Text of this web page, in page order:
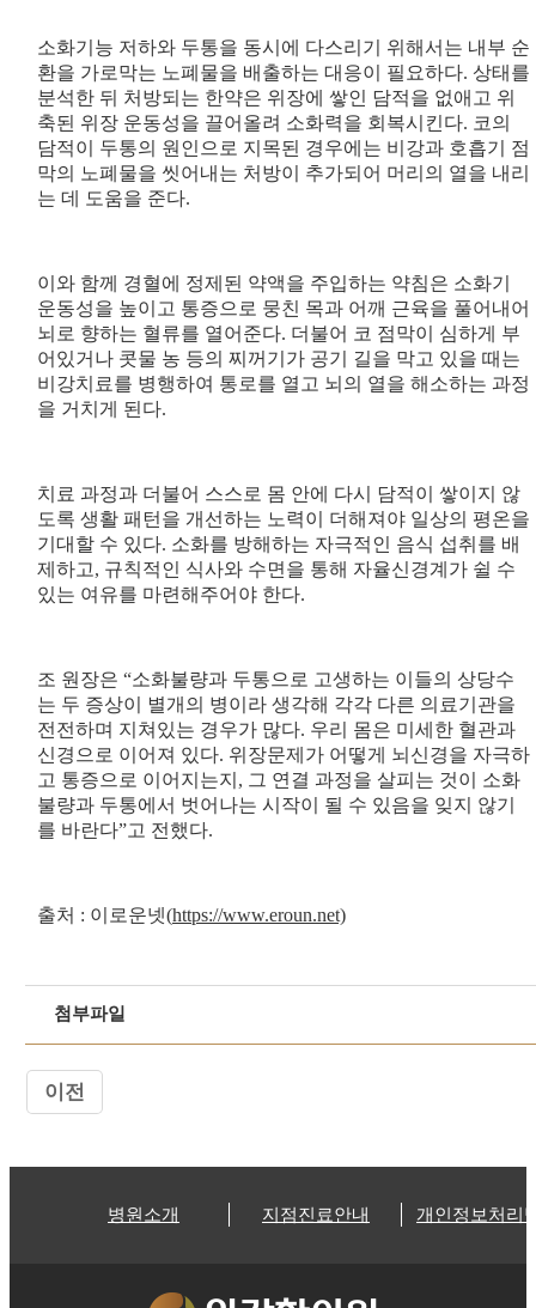
소화기능 저하와 두통을 동시에 다스리기 위해서는 내부 순
환을 가로막는 노폐물을 배출하는 대응이 필요하다. 상태를
분석한 뒤 처방되는 한약은 위장에 쌓인 담적을 없애고 위
축된 위장 운동성을 끌어올려 소화력을 회복시킨다. 코의
담적이 두통의 원인으로 지목된 경우에는 비강과 호흡기 점
막의 노폐물을 씻어내는 처방이 추가되어 머리의 열을 내리
는 데 도움을 준다.
이와 함께 경혈에 정제된 약액을 주입하는 약침은 소화기
운동성을 높이고 통증으로 뭉친 목과 어깨 근육을 풀어내어
뇌로 향하는 혈류를 열어준다. 더불어 코 점막이 심하게 부
어있거나 콧물 농 등의 찌꺼기가 공기 길을 막고 있을 때는
비강치료를 병행하여 통로를 열고 뇌의 열을 해소하는 과정
을 거치게 된다.
치료 과정과 더불어 스스로 몸 안에 다시 담적이 쌓이지 않
도록 생활 패턴을 개선하는 노력이 더해져야 일상의 평온을
기대할 수 있다. 소화를 방해하는 자극적인 음식 섭취를 배
제하고, 규칙적인 식사와 수면을 통해 자율신경계가 쉴 수
있는 여유를 마련해주어야 한다.
조 원장은 “소화불량과 두통으로 고생하는 이들의 상당수
는 두 증상이 별개의 병이라 생각해 각각 다른 의료기관을
전전하며 지쳐있는 경우가 많다. 우리 몸은 미세한 혈관과
신경으로 이어져 있다. 위장문제가 어떻게 뇌신경을 자극하
고 통증으로 이어지는지, 그 연결 과정을 살피는 것이 소화
불량과 두통에서 벗어나는 시작이 될 수 있음을 잊지 않기
를 바란다”고 전했다.
출처 : 이로운넷(https://www.eroun.net)
첨부파일
이전
병원소개 지점진료안내 개인정보처리